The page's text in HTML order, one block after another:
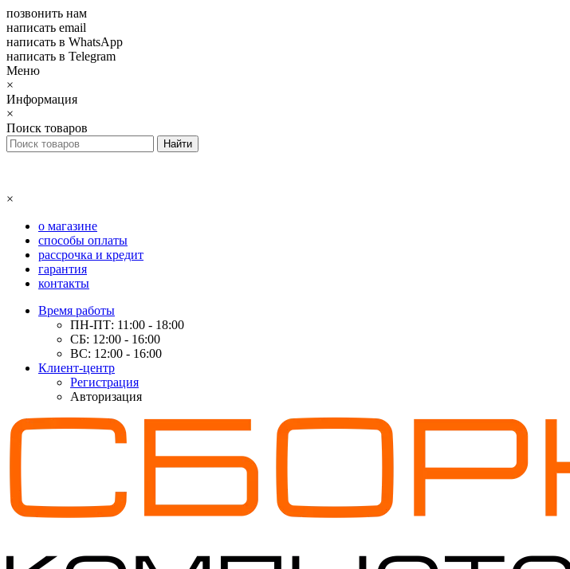
позвонить нам
написать email
написать в WhatsApp
написать в Telegram
Меню
×
Информация
×
Поиск товаров
×
о магазине
способы оплаты
рассрочка и кредит
гарантия
контакты
Время работы
ПН-ПТ: 11:00 - 18:00
СБ: 12:00 - 16:00
ВС: 12:00 - 16:00
Клиент-центр
Регистрация
Авторизация